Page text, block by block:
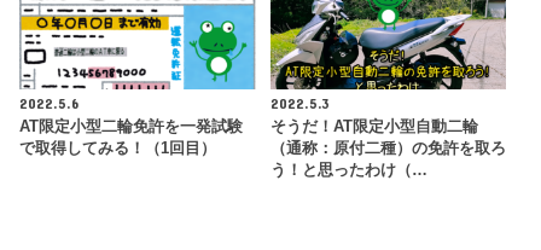
2022.5.6
AT限定小型二輪免許を一発試験
で取得してみる！（1回目）
2022.5.3
そうだ！AT限定小型自動二輪
（通称：原付二種）の免許を取ろ
う！と思ったわけ（…